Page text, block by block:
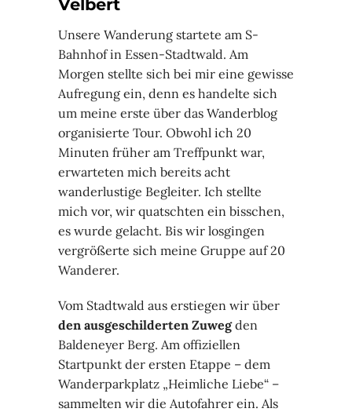
Velbert
Unsere Wanderung startete am S-
Bahnhof in Essen-Stadtwald. Am
Morgen stellte sich bei mir eine gewisse
Aufregung ein, denn es handelte sich
um meine erste über das Wanderblog
organisierte Tour. Obwohl ich 20
Minuten früher am Treffpunkt war,
erwarteten mich bereits acht
wanderlustige Begleiter. Ich stellte
mich vor, wir quatschten ein bisschen,
es wurde gelacht. Bis wir losgingen
vergrößerte sich meine Gruppe auf 20
Wanderer.
Vom Stadtwald aus erstiegen wir über
den ausgeschilderten Zuwegden
Baldeneyer Berg. Am offiziellen
Startpunkt der ersten Etappe – dem
Wanderparkplatz „Heimliche Liebe“ –
sammelten wir die Autofahrer ein. Als